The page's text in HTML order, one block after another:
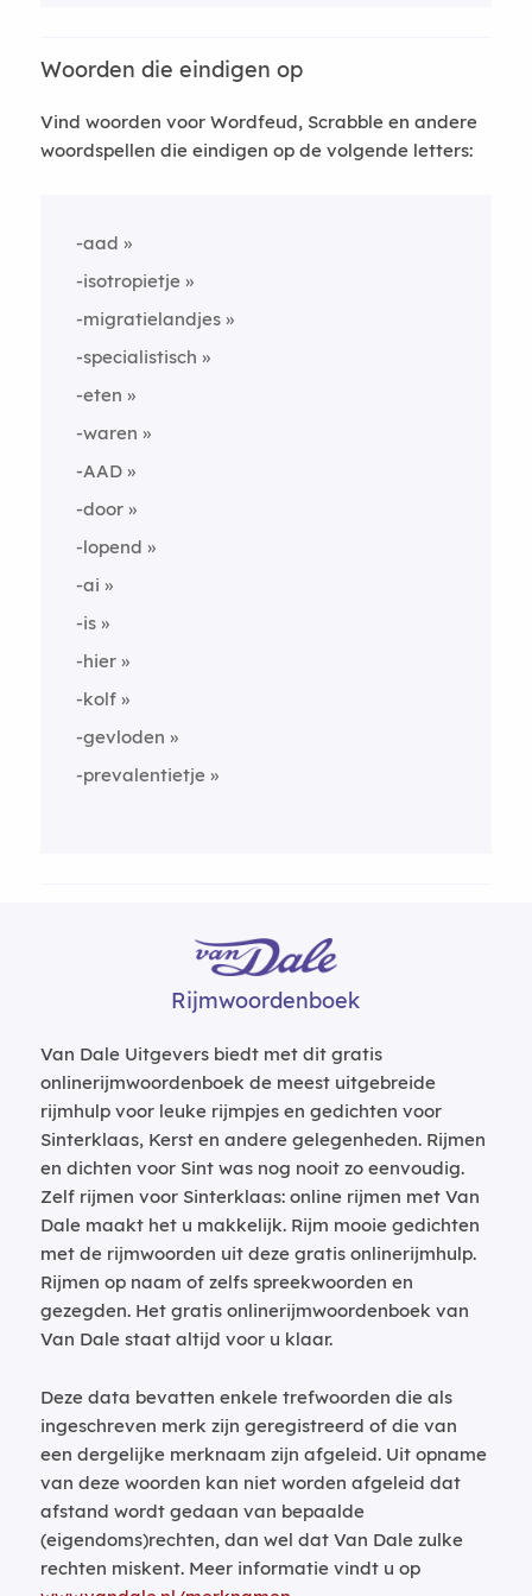
Woorden die eindigen op
Vind woorden voor Wordfeud, Scrabble en andere
woordspellen die eindigen op de volgende letters:
-aad
-isotropietje
-migratielandjes
-specialistisch
-eten
-waren
-AAD
-door
-lopend
-ai
-is
-hier
-kolf
-gevloden
-prevalentietje
Rijmwoordenboek
Van Dale Uitgevers biedt met dit gratis
onlinerijmwoordenboek de meest uitgebreide
rijmhulp voor leuke rijmpjes en gedichten voor
Sinterklaas, Kerst en andere gelegenheden. Rijmen
en dichten voor Sint was nog nooit zo eenvoudig.
Zelf rijmen voor Sinterklaas: online rijmen met Van
Dale maakt het u makkelijk. Rijm mooie gedichten
met de rijmwoorden uit deze gratis onlinerijmhulp.
Rijmen op naam of zelfs spreekwoorden en
gezegden. Het gratis onlinerijmwoordenboek van
Van Dale staat altijd voor u klaar.
Deze data bevatten enkele trefwoorden die als
ingeschreven merk zijn geregistreerd of die van
een dergelijke merknaam zijn afgeleid. Uit opname
van deze woorden kan niet worden afgeleid dat
afstand wordt gedaan van bepaalde
(eigendoms)rechten, dan wel dat Van Dale zulke
rechten miskent. Meer informatie vindt u op